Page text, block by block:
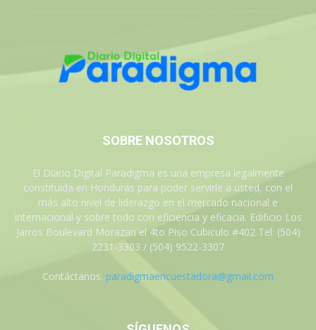
SOBRE NOSOTROS
El Diario Digital Paradigma es una empresa legalmente
constituida en Honduras para poder servirle a usted, con el
más alto nivel de liderazgo en el mercado nacional e
internacional y sobre todo con eficiencia y eficacia. Edificio Los
Jarros Boulevard Morazan el 4to Piso Cubiculo #402 Tel: (504)
2231-3303 / (504) 9522-3307
Contáctanos: paradigmaencuestadora@gmail.com